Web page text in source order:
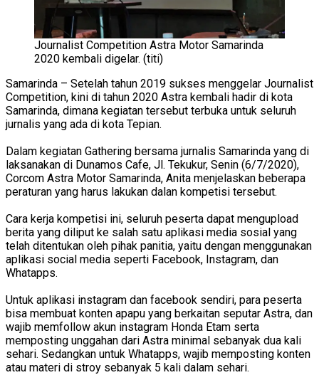
Journalist Competition Astra Motor Samarinda
2020 kembali digelar. (titi)
Samarinda – Setelah tahun 2019 sukses menggelar Journalist
Competition, kini di tahun 2020 Astra kembali hadir di kota
Samarinda, dimana kegiatan tersebut terbuka untuk seluruh
jurnalis yang ada di kota Tepian.
Dalam kegiatan Gathering bersama jurnalis Samarinda yang di
laksanakan di Dunamos Cafe, Jl. Tekukur, Senin (6/7/2020),
Corcom Astra Motor Samarinda, Anita menjelaskan beberapa
peraturan yang harus lakukan dalan kompetisi tersebut.
Cara kerja kompetisi ini, seluruh peserta dapat mengupload
berita yang diliput ke salah satu aplikasi media sosial yang
telah ditentukan oleh pihak panitia, yaitu dengan menggunakan
aplikasi social media seperti Facebook, Instagram, dan
Whatapps.
Untuk aplikasi instagram dan facebook sendiri, para peserta
bisa membuat konten apapu yang berkaitan seputar Astra, dan
wajib memfollow akun instagram Honda Etam serta
memposting unggahan dari Astra minimal sebanyak dua kali
sehari. Sedangkan untuk Whatapps, wajib memposting konten
atau materi di stroy sebanyak 5 kali dalam sehari.